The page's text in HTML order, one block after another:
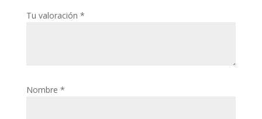
Tu valoración *
Nombre *